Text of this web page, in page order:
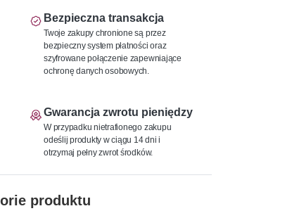
Bezpieczna transakcja
Twoje zakupy chronione są przez
bezpieczny system płatności oraz
szyfrowane połączenie zapewniające
ochronę danych osobowych.
Gwarancja zwrotu pieniędzy
W przypadku nietrafionego zakupu
odeślij produkty w ciągu 14 dni i
otrzymaj pełny zwrot środków.
produktu